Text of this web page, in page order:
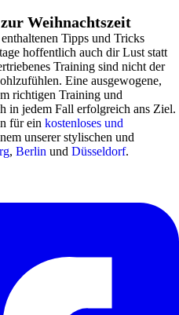
Weihnachtszeit
Tipps und Tricks
hoffentlich auch dir Lust statt
Training sind nicht der
Eine ausgewogene,
richtigen Training und
in jedem Fall erfolgreich ans Ziel.
für ein kostenloses und
unserer stylischen und
, Berlin und Düsseldorf.